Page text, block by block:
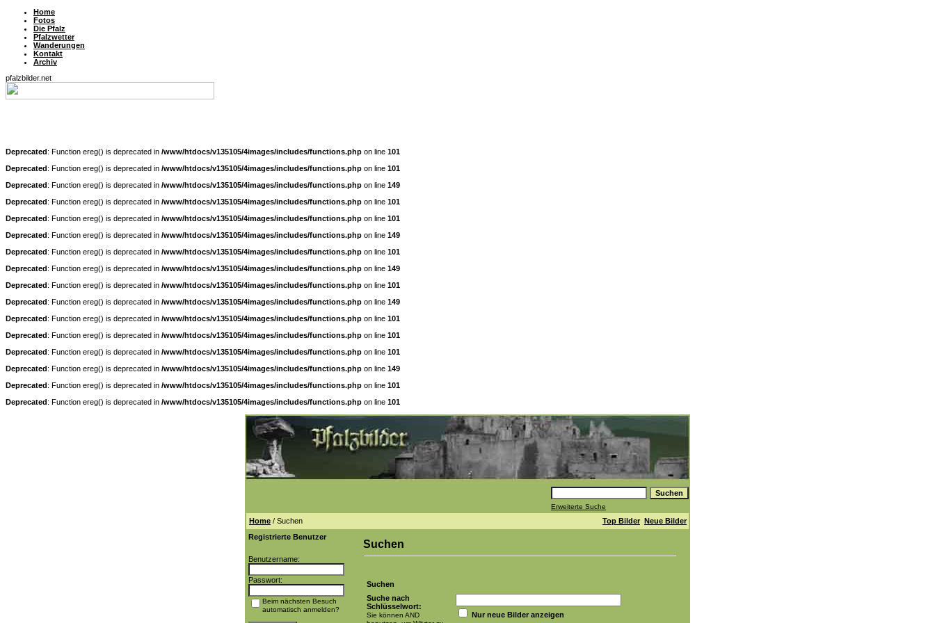
Home
Fotos
Die Pfalz
Pfalzwetter
Wanderungen
Kontakt
Archiv
pfalzbilder.net
Deprecated : Function ereg() is deprecated in /www/htdocs/v135105/4images/includes/functions.php on line 101
Deprecated : Function ereg() is deprecated in /www/htdocs/v135105/4images/includes/functions.php on line 101
Deprecated : Function ereg() is deprecated in /www/htdocs/v135105/4images/includes/functions.php on line 149
Deprecated : Function ereg() is deprecated in /www/htdocs/v135105/4images/includes/functions.php on line 101
Deprecated : Function ereg() is deprecated in /www/htdocs/v135105/4images/includes/functions.php on line 101
Deprecated : Function ereg() is deprecated in /www/htdocs/v135105/4images/includes/functions.php on line 149
Deprecated : Function ereg() is deprecated in /www/htdocs/v135105/4images/includes/functions.php on line 101
Deprecated : Function ereg() is deprecated in /www/htdocs/v135105/4images/includes/functions.php on line 149
Deprecated : Function ereg() is deprecated in /www/htdocs/v135105/4images/includes/functions.php on line 101
Deprecated : Function ereg() is deprecated in /www/htdocs/v135105/4images/includes/functions.php on line 149
Deprecated : Function ereg() is deprecated in /www/htdocs/v135105/4images/includes/functions.php on line 101
Deprecated : Function ereg() is deprecated in /www/htdocs/v135105/4images/includes/functions.php on line 101
Deprecated : Function ereg() is deprecated in /www/htdocs/v135105/4images/includes/functions.php on line 101
Deprecated : Function ereg() is deprecated in /www/htdocs/v135105/4images/includes/functions.php on line 149
Deprecated : Function ereg() is deprecated in /www/htdocs/v135105/4images/includes/functions.php on line 101
Deprecated : Function ereg() is deprecated in /www/htdocs/v135105/4images/includes/functions.php on line 101
Erweiterte Suche
Home / Suchen Top Bilder
Neue Bilder
Registrierte Benutzer
Benutzername:
Passwort:
Beim nächsten Besuch
automatisch anmelden?
Suchen
Suchen
Suche nach
Schlüsselwort:
Sie können AND
Nur neue Bilder anzeigen